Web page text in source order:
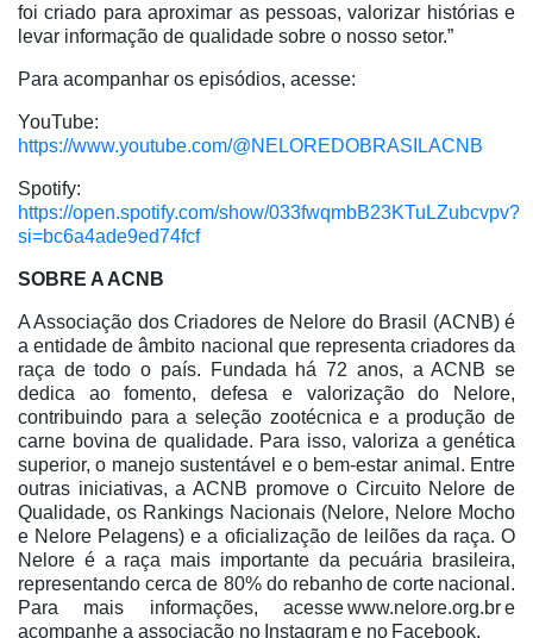
foi criado para aproximar as pessoas, valorizar histórias e
levar informação de qualidade sobre o nosso setor.”
Para acompanhar os episódios, acesse:
YouTube:
https://www.youtube.com/@NELOREDOBRASILACNB
Spotify:
https://open.spotify.com/show/033fwqmbB23KTuLZubcvpv?
si=bc6a4ade9ed74fcf
SOBRE A ACNB
A Associação dos Criadores de Nelore do Brasil (ACNB) é
a entidade de âmbito nacional que representa criadores da
raça de todo o país. Fundada há 72 anos, a ACNB se
dedica ao fomento, defesa e valorização do Nelore,
contribuindo para a seleção zootécnica e a produção de
carne bovina de qualidade. Para isso, valoriza a genética
superior, o manejo sustentável e o bem-estar animal. Entre
outras iniciativas, a ACNB promove o Circuito Nelore de
Qualidade, os Rankings Nacionais (Nelore, Nelore Mocho
e Nelore Pelagens) e a oficialização de leilões da raça. O
Nelore é a raça mais importante da pecuária brasileira,
representando cerca de 80% do rebanho de corte nacional.
Para mais informações, acesse www.nelore.org.br e
acompanhe a associação no Instagram e no Facebook.